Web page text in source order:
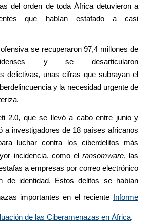
del orden de toda África detuvieron a
que habían estafado a casi
se recuperaron 97,4 millones de
y se desarticularon
delictivas, unas cifras que subrayan el
y la necesidad urgente de
2.0, que se llevó a cabo entre junio y
a investigadores de 18 países africanos
luchar contra los ciberdelitos más
incidencia, como el ransomware, las
a empresas por correo electrónico
de identidad. Estos delitos se habían
importantes en el reciente Informe
de las Ciberamenazas en África.